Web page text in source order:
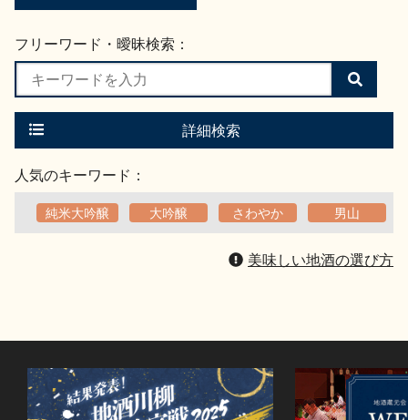
フリーワード・曖昧検索：
検
索
す
詳細検索
人気のキーワード：
純米大吟醸 大吟醸 さわやか 男山
美味しい地酒の選び方